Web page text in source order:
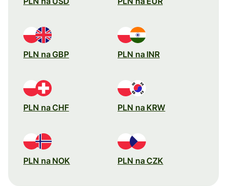
PLN na GBP PLN na INR
PLN na CHF PLN na KRW
PLN na NOK PLN na CZK